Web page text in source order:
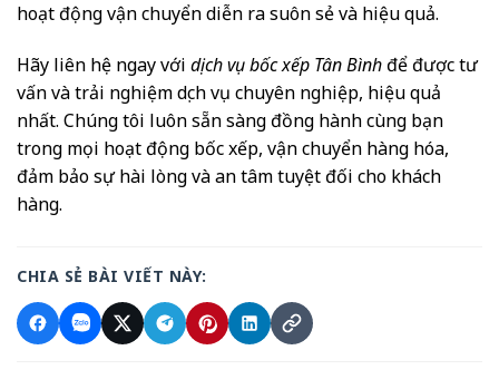
hoạt động vận chuyển diễn ra suôn sẻ và hiệu quả.
Hãy liên hệ ngay với dịch vụ bốc xếp Tân Bìnhđể được tư
vấn và trải nghiệm dịch vụ chuyên nghiệp, hiệu quả
nhất. Chúng tôi luôn sẵn sàng đồng hành cùng bạn
trong mọi hoạt động bốc xếp, vận chuyển hàng hóa,
đảm bảo sự hài lòng và an tâm tuyệt đối cho khách
hàng.
CHIA SẺ BÀI VIẾT NÀY: